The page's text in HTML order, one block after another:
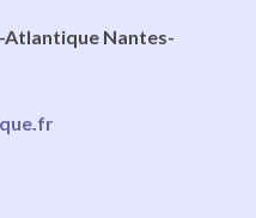
Atlantique Nantes-